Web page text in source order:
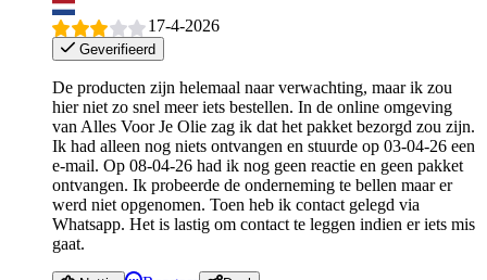
17-4-2026
Geverifieerd
De producten zijn helemaal naar verwachting, maar ik zou
hier niet zo snel meer iets bestellen. In de online omgeving
van Alles Voor Je Olie zag ik dat het pakket bezorgd zou zijn.
Ik had alleen nog niets ontvangen en stuurde op 03-04-26 een
e-mail. Op 08-04-26 had ik nog geen reactie en geen pakket
ontvangen. Ik probeerde de onderneming te bellen maar er
werd niet opgenomen. Toen heb ik contact gelegd via
Whatsapp. Het is lastig om contact te leggen indien er iets mis
gaat.